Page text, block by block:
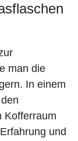
man die
In einem
Kofferraum
und